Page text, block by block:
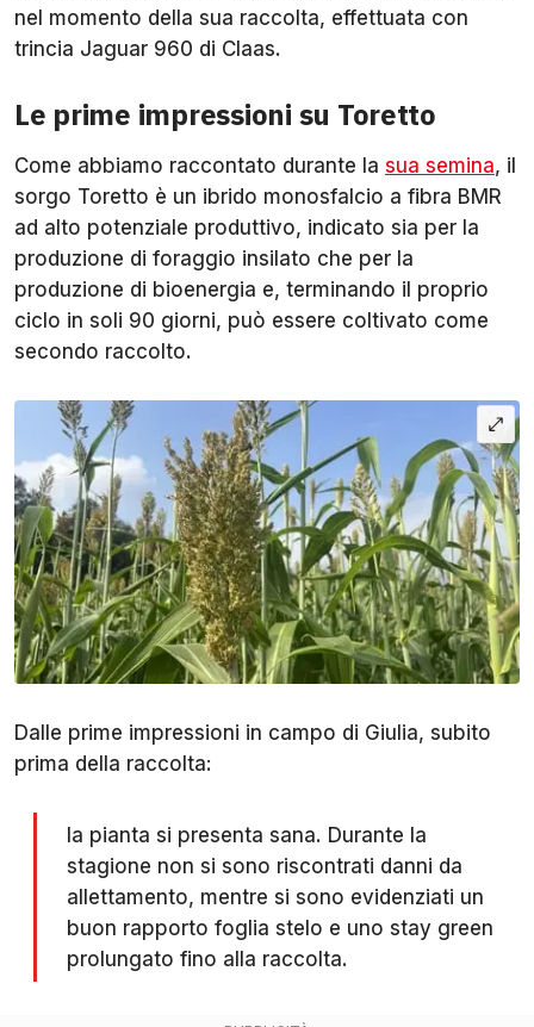
nel momento della sua raccolta, effettuata con
trincia Jaguar 960 di Claas.
Le prime impressioni su Toretto
Come abbiamo raccontato durante la sua semina, il
sorgo Toretto è un ibrido monosfalcio a fibra BMR
ad alto potenziale produttivo, indicato sia per la
produzione di foraggio insilato che per la
produzione di bioenergia e, terminando il proprio
ciclo in soli 90 giorni, può essere coltivato come
secondo raccolto.
Dalle prime impressioni in campo di Giulia, subito
prima della raccolta:
la pianta si presenta sana. Durante la
stagione non si sono riscontrati danni da
allettamento, mentre si sono evidenziati un
buon rapporto foglia stelo e uno stay green
prolungato fino alla raccolta.